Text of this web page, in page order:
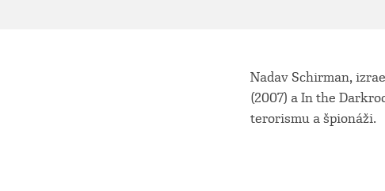
Nadav Schirman,
(2007) a In the
terorismu a špionáži.